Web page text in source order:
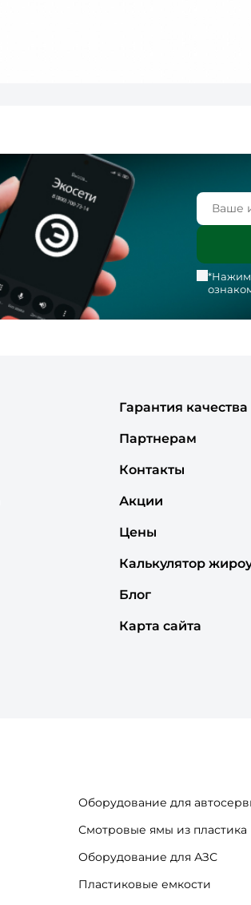
Гарантия качества
Партнерам
Контакты
Акции
Цены
Калькулятор
Блог
Карта сайта
Оборудование для
Смотровые ямы из пластика
Оборудование для АЗС
Пластиковые емкости